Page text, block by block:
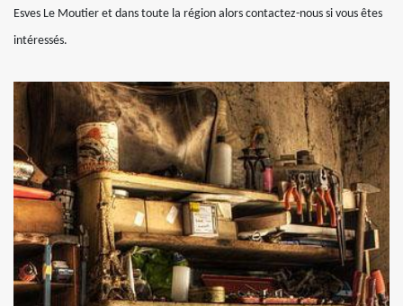
Esves Le Moutier et dans toute la région alors contactez-nous si vous êtes
intéressés.